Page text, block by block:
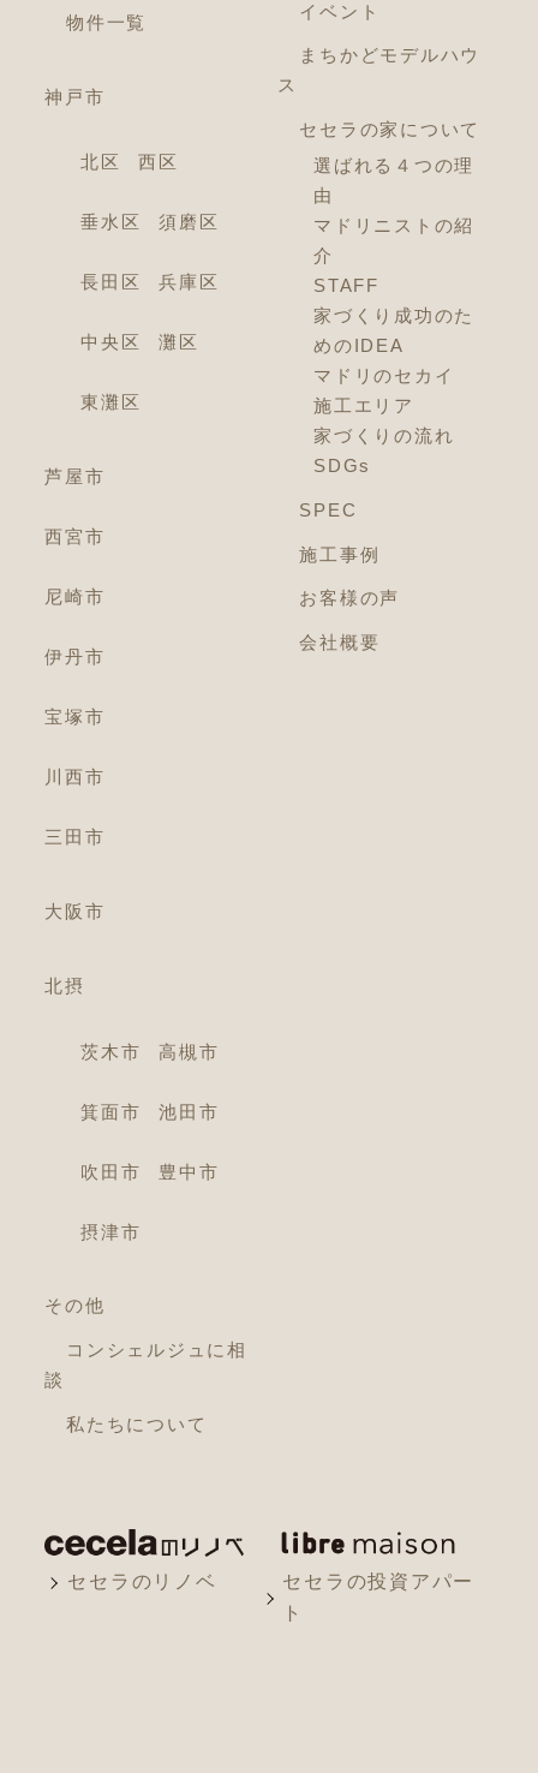
物件一覧
神戸市
北区 西区
垂水区 須磨区
長田区 兵庫区
中央区 灘区
東灘区
芦屋市
西宮市
尼崎市
伊丹市
宝塚市
川西市
三田市
大阪市
北摂
茨木市 高槻市
箕面市 池田市
吹田市 豊中市
摂津市
その他
コンシェルジュに相
談
私たちについて
イベント
まちかどモデルハウ
ス
セセラの家について
選ばれる４つの理
由
マドリニストの紹
介
STAFF
家づくり成功のた
めのIDEA
マドリのセカイ
施工エリア
家づくりの流れ
SDGs
SPEC
施工事例
お客様の声
会社概要
セセラのリノベ
セセラの投資アパー
ト